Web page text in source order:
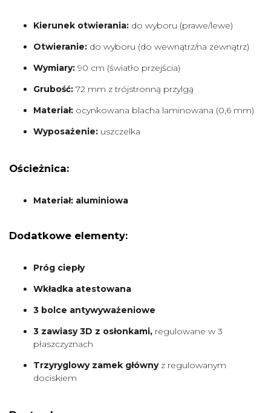
Kierunek otwierania: do wyboru (prawe/lewe)
Otwieranie: do wyboru (do wewnątrz/na zewnątrz)
Wymiary: 90 cm (światło przejścia)
Grubość: 72 mm z trójstronną przylgą
Materiał: ocynkowana blacha laminowana (0,6 mm)
Wyposażenie: uszczelka
Ościeżnica:
Materiał: aluminiowa
Dodatkowe elementy:
Próg ciepły
Wkładka atestowana
3 bolce antywyważeniowe
3 zawiasy 3D z osłonkami, regulowane w 3
płaszczyznach
Trzyryglowy zamek głównyz regulowanym
dociskiem